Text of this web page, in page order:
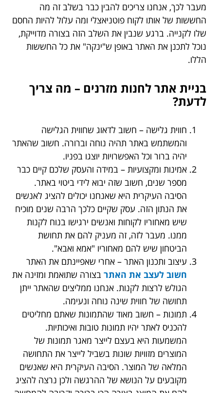
מעבר לכך, אנחנו צריכים להבין כבר בשלב זה מה
החששות של אותו לקוח פוטניאצלי ומה עלול להיות החסם
שלו לקנייה. ברגע שנבין את השלב הזה בצורה מדוייקת,
נוכל לתכנן את האתר באופן ש"ינקה" את כל החששות
הללו.
בניית אתר לחנות מזרנים – מה צריך
לדעת?
חווית גלישה – חשוב לדאוג שחווית הגלישה
והמשתמש באתר תהיה נוחה וברורה. חשוב שהאתר
יהיה ברור וכל האפשרויות יוצגו בפניו.
אמינות ומקצועיות – במידה והעסק שלכם קיים כבר
מספר שנים, חשוב שזה יבוא לידי ביטוי באתר.
הסיבה העיקרית היא שאנחנו יכולים להציג לאנשים
את הנתון הזה. עסק שקיים כלכך הרבה שנים מוכיח
שיש מאחוריו לקוחות ואנשים ירגישו בנוח לקנות
ממנו. מעבר לזה, זה מעניק להם את תחושת
הביטחון שיש להם מאחוריו "אמא ואבא".
עיצוב ותכנון האתר – אחרי שאפיינתם את האתר
חשוב לעצב את האתר בצורה שתואמת ומזינה את
הגולש לרצות לקנות. אנחנו ממליצים שהאתר ייתן
תחושה של חווית שינה נוחה ונעימה.
תמונות – חשוב מאוד שהתמונות שאתם מחליטים
להכניס לאתר יהיו תמונות טובות ואיכותיות.
המשמעות היא בעצם לייצר מאגר תמונות של
המוצרים מזוויות שונות בשביל לייצר את התחושה
המלאה של המוצר. הסיבה העיקרית היא שאנשים
מקובעים על הנושא של ההרגשה ולכן נרצה להציג